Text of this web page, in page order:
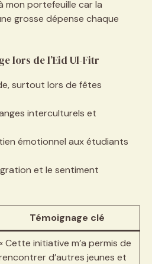
mon portefeuille car la
grosse dépense chaque
lors de l’Eid Ul-Fitr
surtout lors de fêtes
interculturels et
émotionnel aux étudiants
et le sentiment
Témoignage clé
Cette initiative m’a permis de
d’autres jeunes et